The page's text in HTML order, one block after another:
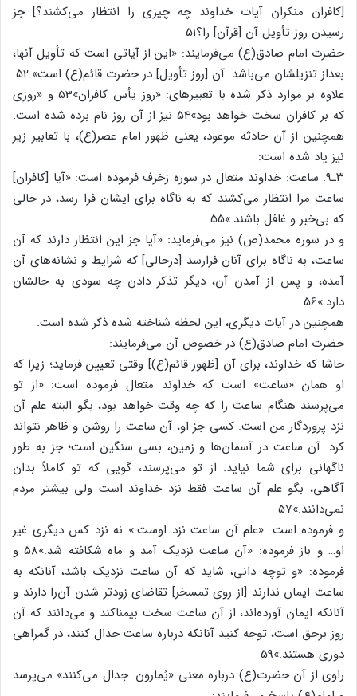
[کافران منکران آیات خداوند چه چیزی را انتظار می‌کشند؟] جز
رسیدن روز تأویل آن [قرآن] را؟۵۱
حضرت امام صادق(ع) می‌فرمایند: «این از آیاتی است که تأویل آنها،
بعداز تنزیلشان می‌باشد. آن [روز تأویل] در حضرت قائم(ع) است».52
علاوه بر موارد ذکر شده با تعبیرهای: «روز یأس کافران»53 و «روزی
که بر کافران سخت خواهد بود»54 نیز از آن روز نام برده شده است.
همچنین از آن حادثه موعود، یعنی ظهور امام عصر(ع)، با تعابیر زیر
نیز یاد شده است:
۳ـ۹. ساعت: خداوند متعال در سوره زخرف فرموده است: «آیا [کافران]
ساعت مرا انتظار می‌کشند که به ناگاه برای ایشان فرا رسد، در حالی
که بی‌خبر و غافل باشند.»55
و در سوره محمد(ص) نیز می‌فرماید: «آیا جز این انتظار دارند که آن
ساعت، به ناگاه برای آنان فرارسد [درحالی] که شرایط و نشانه‌های آن
آمده، و پس از آمدن آن، دیگر تذکر دادن چه سودی به حالشان
دارد.»56
همچنین در آیات دیگری، این لحظه شناخته شده ذکر شده است.
حضرت امام صادق(ع) در خصوص آن می‌فرمایند:
حاشا که خداوند، برای آن [ظهور قائم(ع)] وقتی تعیین فرماید؛ زیرا که
او همان «ساعت» است که خداوند متعال فرموده است: «از تو
می‌پرسند هنگام ساعت را که چه وقت خواهد بود، بگو البته علم آن
نزد پروردگار من است. کسی جز او، آن ساعت را روشن و ظاهر نتواند
کرد. آن ساعت در آسمان‌ها و زمین، بسی سنگین است؛ جز به طور
ناگهانی برای شما نیاید. از تو می‌پرسند، گویی که تو کاملاً بدان
آگاهی، بگو علم آن ساعت فقط نزد خداوند است ولی بیشتر مردم
نمی‌دانند.»57
و فرموده است: «علم آن ساعت نزد اوست.» نه نزد کس دیگری غیر
او… و باز فرموده: «آن ساعت نزدیک آمد و ماه شکافته شد.»58 و
فرموده: «و توچه دانی، شاید که آن ساعت نزدیک باشد، آنانکه به
ساعت ایمان ندارند [از روی تمسخر] تقاضای زودتر شدن آن‌را دارند و
آنانکه ایمان آورده‌اند، از آن ساعت سخت بیمناکند و می‌دانند که آن
روز برحق است، توجه کنید آنانکه درباره ساعت جدال کنند، در گمراهی
دوری هستند.»59
راوی از آن حضرت(ع) درباره معنی «یُمارون: جدال می‌کنند» می‌پرسد